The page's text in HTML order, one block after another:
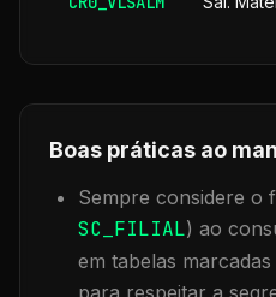
Boas práticas ao
Sempre considere o
SC_FILIAL) ao
em tabelas
para respeitar a